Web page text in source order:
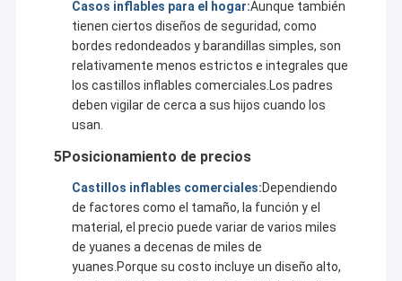
castillos inflables
Diapositivas inflables
Deslizamientos de agua inflables
Juegos inflables
Tiendas de campaña inflables
Arcos inflables
Casos inflables para el hogar:Aunque también
tienen ciertos diseños de seguridad, como
bordes redondeados y barandillas simples, son
relativamente menos estrictos e integrales que
los castillos inflables comerciales.Los padres
deben vigilar de cerca a sus hijos cuando los
usan.
5Posicionamiento de precios
Castillos inflables comerciales:Dependiendo
de factores como el tamaño, la función y el
material, el precio puede variar de varios miles
de yuanes a decenas de miles de
yuanes.Porque su costo incluye un diseño alto,
- Los castillos inflables crean una atmósfera de cuento de
hadas para los niños.
- Los emocionantes toboganes inflables y los toboganes
acuáticos ofrecen experiencias emocionantes (estos últimos
son perfectos para refrescarse con salpicaduras).
- Las pistas de obstáculos inflables despiertan el espíritu de
búsqueda de desafíos, mientras que los juegos divertidos
añaden alegría a los momentos felices.
- Las prácticas tiendas de campaña inflables sirven como
opciones ideales de ocio al aire libre, y los llamativos arcos
inflables mejoran la solemnidad del evento.
- Los juguetes flotantes de agua permiten disfrutar de las olas,
complementados por emocionantes parques acuáticos y
patios de recreo suaves.
Cada producto encarna la dedicación y la experiencia de Kule.
El de Kule.Los productos inflables utilizan estrictamente